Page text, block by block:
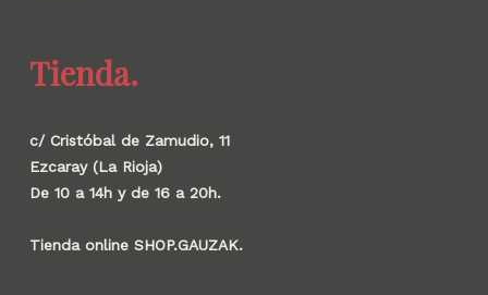
Tienda.
c/ Cristóbal de Zamudio, 11
Ezcaray (La Rioja)
De 10 a 14h y de 16 a 20h.
Tienda online SHOP.GAUZAK.